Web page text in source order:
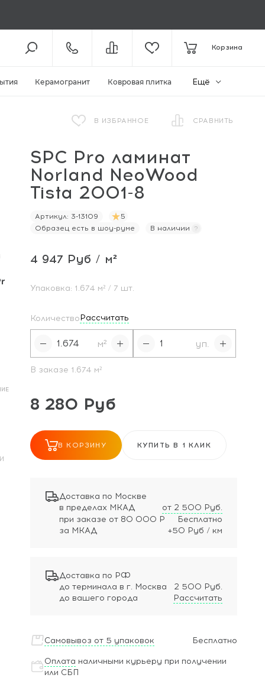
8 (800) 301-61-43
КОЛЛ-ЦЕНТР / ДО 19:00
ZAKAZ@MEGAPOLIYA.RU
E-MAIL
Видное, ул. Старо-Нагорная, д.
20 ТЦ «Видное Парк»
ШОУ-РУМ
Корзина
Керамогранит Ковровая плитка Ещё
В ИЗБРАННОЕ СРАВНИТЬ
SPC Pro ламинат
Norland NeoWood
Tista 2001-8
Артикул: 3-13109
5
Образец есть в шоу-руме
В наличии
4 947 Руб / м²
Упаковка: 1.674 м² / 7 шт.
КоличествоРассчитать
м² уп.
В заказе 1.674 м²
8 280 Руб
В КОРЗИНУ КУПИТЬ В 1 КЛИК
Доставка по Москве
в пределах МКАД
от 2 500 Руб.
при заказе от 80 000 Р
Бесплатно
за МКАД
+50 Руб / км
Доставка по РФ
до терминала в г. Москва
2 500 Руб.
до вашего города
Рассчитать
Самовывоз от 5 упаковок Бесплатно
Оплата наличными курьеру при получении
или СБП